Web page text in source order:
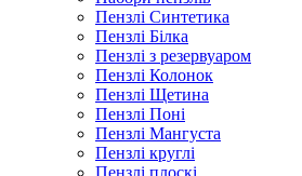
Пензлі Синтетика
Пензлі Білка
Пензлі з резервуаром
Пензлі Колонок
Пензлі Щетина
Пензлі Поні
Пензлі Мангуста
Пензлі круглі
Пензлі плоскі